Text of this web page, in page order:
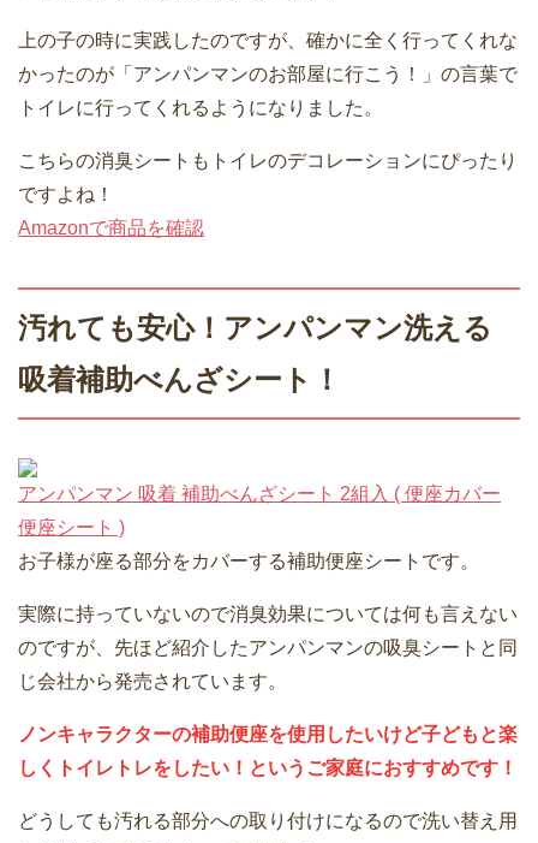
上の子の時に実践したのですが、確かに全く行ってくれな
かったのが「アンパンマンのお部屋に行こう！」の言葉で
トイレに行ってくれるようになりました。
こちらの消臭シートもトイレのデコレーションにぴったり
ですよね！
Amazonで商品を確認
汚れても安心！アンパンマン洗える
吸着補助べんざシート！
アンパンマン 吸着 補助べんざシート 2組入 ( 便座カバー
便座シート )
お子様が座る部分をカバーする補助便座シートです。
実際に持っていないので消臭効果については何も言えない
のですが、先ほど紹介したアンパンマンの吸臭シートと同
じ会社から発売されています。
ノンキャラクターの補助便座を使用したいけど子どもと楽
しくトイレトレをしたい！というご家庭におすすめです！
どうしても汚れる部分への取り付けになるので洗い替え用